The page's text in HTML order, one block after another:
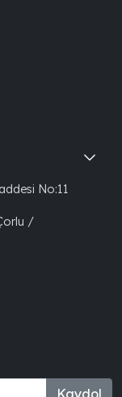
No:11
/
Kaydol